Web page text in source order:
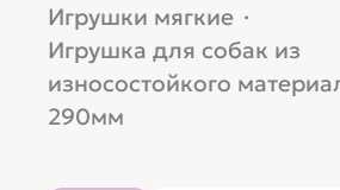
Игрушки мягкие ·
Игрушка для собак из
износостойкого
290мм